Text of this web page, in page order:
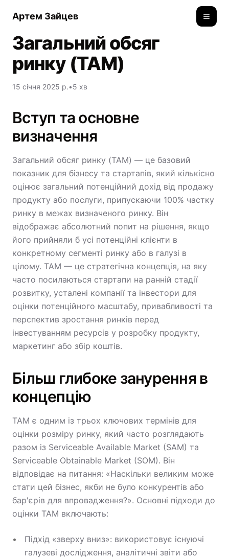
Артем Зайцев
Загальний обсяг
ринку (TAM)
15 січня 2025 р.•5 хв
Вступ та основне
визначення
Загальний обсяг ринку (TAM) — це базовий
показник для бізнесу та стартапів, який кількісно
оцінює загальний потенційний дохід від продажу
продукту або послуги, припускаючи 100% частку
ринку в межах визначеного ринку. Він
відображає абсолютний попит на рішення, якщо
його прийняли б усі потенційні клієнти в
конкретному сегменті ринку або в галузі в
цілому. TAM — це стратегічна концепція, на яку
часто посилаються стартапи на ранній стадії
розвитку, усталені компанії та інвестори для
оцінки потенційного масштабу, привабливості та
перспектив зростання ринків перед
інвестуванням ресурсів у розробку продукту,
маркетинг або збір коштів.
Більш глибоке занурення в
концепцію
TAM є одним із трьох ключових термінів для
оцінки розміру ринку, який часто розглядають
разом із Serviceable Available Market (SAM) та
Serviceable Obtainable Market (SOM). Він
відповідає на питання: «Наскільки великим може
стати цей бізнес, якби не було конкурентів або
бар'єрів для впровадження?». Основні підходи до
оцінки TAM включають:
Підхід «зверху вниз»: використовує існуючі
галузеві дослідження, аналітичні звіти або